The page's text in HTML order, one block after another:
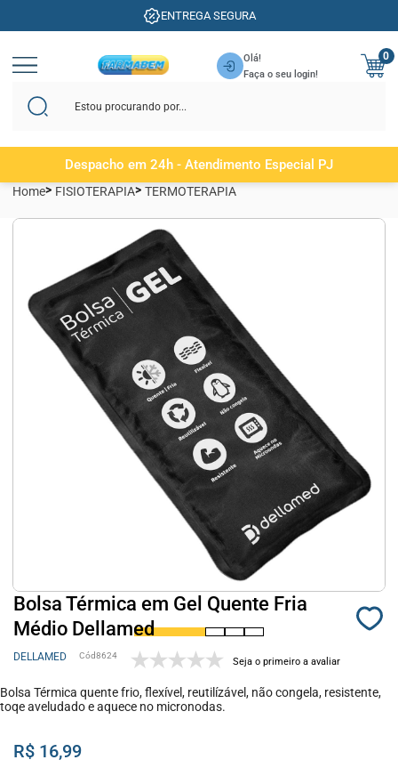
ENTREGA SEGURA
Olá!
Faça o seu login!
0
Despacho em 24h - Atendimento Especial PJ
Home FISIOTERAPIA TERMOTERAPIA
Bolsa Térmica em Gel Quente Fria
Médio Dellamed
DELLAMED 8624 Seja o primeiro a avaliar
Bolsa Térmica quente frio, flexível, reutilízável, não congela, resistente,
toqe aveludado e aquece no micronodas.
R$ 16,99